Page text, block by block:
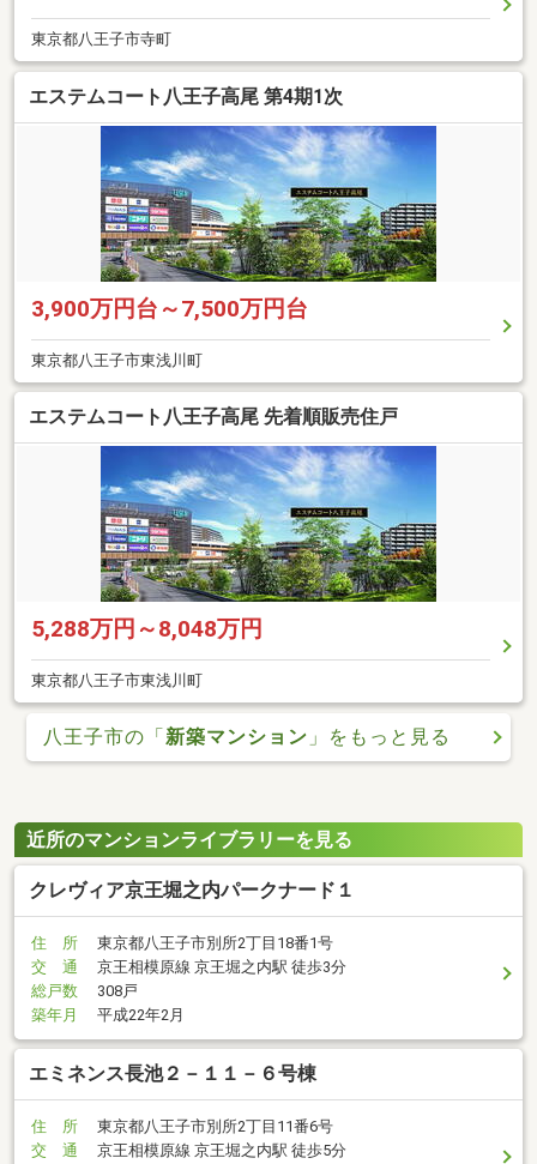
東京都八王子市寺町
エステムコート八王子高尾 第4期1次
3,900万円台～7,500万円台
東京都八王子市東浅川町
エステムコート八王子高尾 先着順販売住戸
5,288万円～8,048万円
東京都八王子市東浅川町
八王子市の「新築マンション 」をもっと見る
近所のマンションライブラリーを見る
クレヴィア京王堀之内パークナード１
住 所
東京都八王子市別所2丁目18番1号
交 通
京王相模原線 京王堀之内駅 徒歩3分
総戸数
308戸
築年月
平成22年2月
エミネンス長池２－１１－６号棟
住 所
東京都八王子市別所2丁目11番6号
交 通
京王相模原線 京王堀之内駅 徒歩5分